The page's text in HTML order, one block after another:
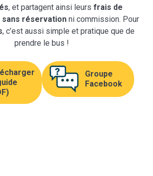
, et partagent ainsi leurs frais de
sans réservation ni commission. Pour
, c’est aussi simple et pratique que de
prendre le bus !
Groupe
Facebook